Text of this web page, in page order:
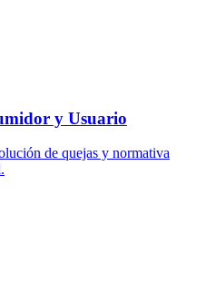
y Usuario
de quejas y normativa